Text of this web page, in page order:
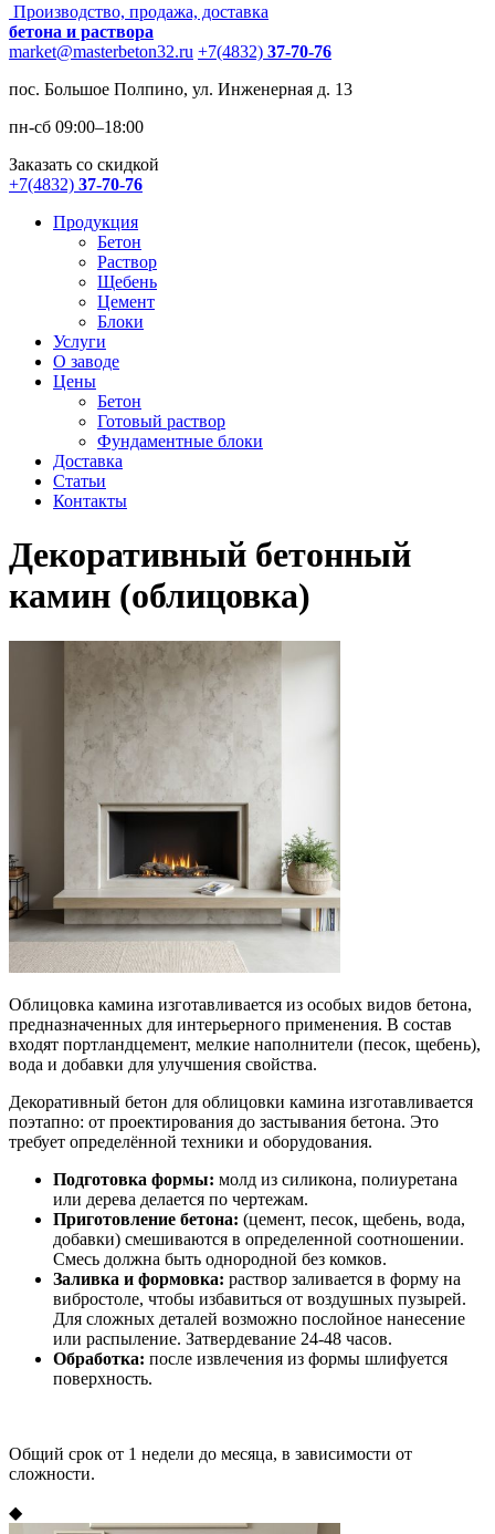
Производство, продажа, доставка
бетона и раствора
market@masterbeton32.ru +7(4832) 37-70-76
пос. Большое Полпино, ул. Инженерная д. 13
пн-сб 09:00–18:00
Заказать со скидкой
+7(4832) 37-70-76
Продукция
Бетон
Раствор
Щебень
Цемент
Блоки
Услуги
О заводе
Цены
Бетон
Готовый раствор
Фундаментные блоки
Доставка
Статьи
Контакты
Декоративный бетонный
камин (облицовка)
Облицовка камина изготавливается из особых видов бетона,
предназначенных для интерьерного применения. В состав
входят портландцемент, мелкие наполнители (песок, щебень),
вода и добавки для улучшения свойства.
Декоративный бетон для облицовки камина изготавливается
поэтапно: от проектирования до застывания бетона. Это
требует определённой техники и оборудования.
Подготовка формы: молд из силикона, полиуретана
или дерева делается по чертежам.
Приготовление бетона: (цемент, песок, щебень, вода,
добавки) смешиваются в определенной соотношении.
Смесь должна быть однородной без комков.
Заливка и формовка: раствор заливается в форму на
вибростоле, чтобы избавиться от воздушных пузырей.
Для сложных деталей возможно послойное нанесение
или распыление. Затвердевание 24-48 часов.
Обработка: после извлечения из формы шлифуется
поверхность.
Общий срок от 1 недели до месяца, в зависимости от
сложности.
◆